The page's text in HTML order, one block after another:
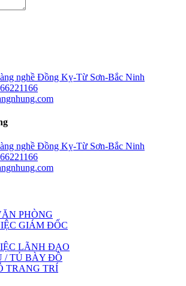
nghề Đồng Kỵ-Từ Sơn-Bắc Ninh
nghề Đồng Kỵ-Từ Sơn-Bắc Ninh
PHÒNG
GIÁM ĐỐC
LÃNH ĐẠO
/ TỦ BÀY ĐỒ
TRANG TRÍ